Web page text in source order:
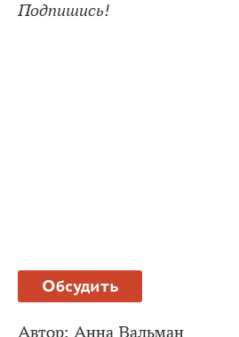
Подпишись!
Обсудить
Автор: Анна Вальман